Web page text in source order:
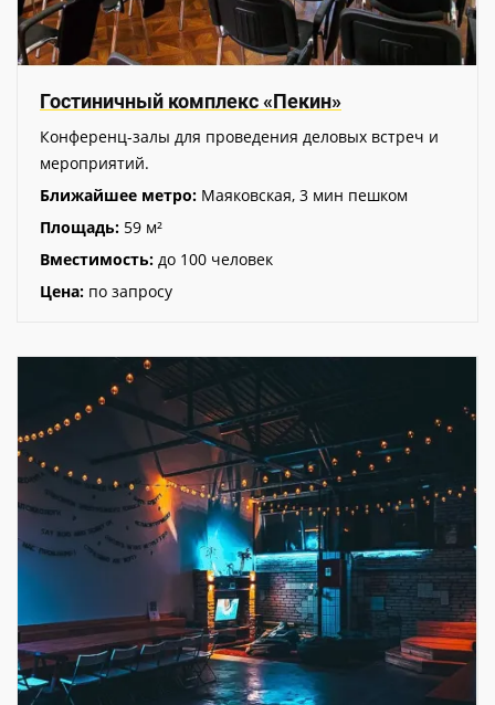
Гостиничный комплекс «Пекин»
Конференц-залы для проведения деловых встреч и
мероприятий.
Ближайшее метро: Маяковская, 3 мин пешком
Площадь: 59 м²
Вместимость: до 100 человек
Цена: по запросу